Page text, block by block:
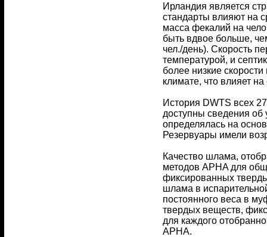
Ирландия является
стандарты влияют на
масса фекалий на
быть вдвое больше,
чел./день). Скорость
температурой, и
более низкие
климате, что влияет
История DWTS всех
доступны сведения об
определялась на
Резервуары имели
Качество шлама,
методов APHA для
фиксированных
шлама в
постоянного веса в
твердых веществ,
для каждого
APHA.